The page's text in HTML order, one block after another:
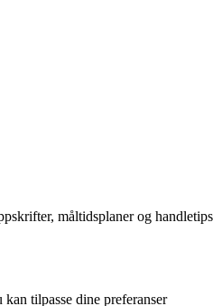
måltidsplaner og
tilpasse dine preferanser